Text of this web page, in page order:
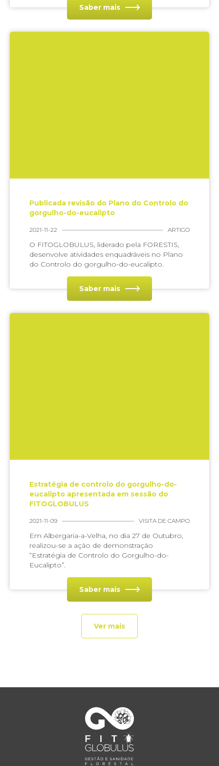
Saber mais
Publicada revisão do Plano do Controlo do
gorgulho-do-eucalipto
2021-11-22 ARTIGO
O FITOGLOBULUS, liderado pela FORESTIS,
desenvolve atividades enquadráveis no Plano
do Controlo do gorgulho-do-eucalipto.
Saber mais
Estratégia de controlo do gorgulho-do-
eucalipto apresentada em sessão do
FITOGLOBULUS
2021-11-09 VISITA DE CAMPO
Em Albergaria-a-Velha, no dia 27 de Outubro,
realizou-se a ação de demonstração
“Estratégia de Controlo do Gorgulho-do-
Eucalipto”.
Saber mais
Ver mais